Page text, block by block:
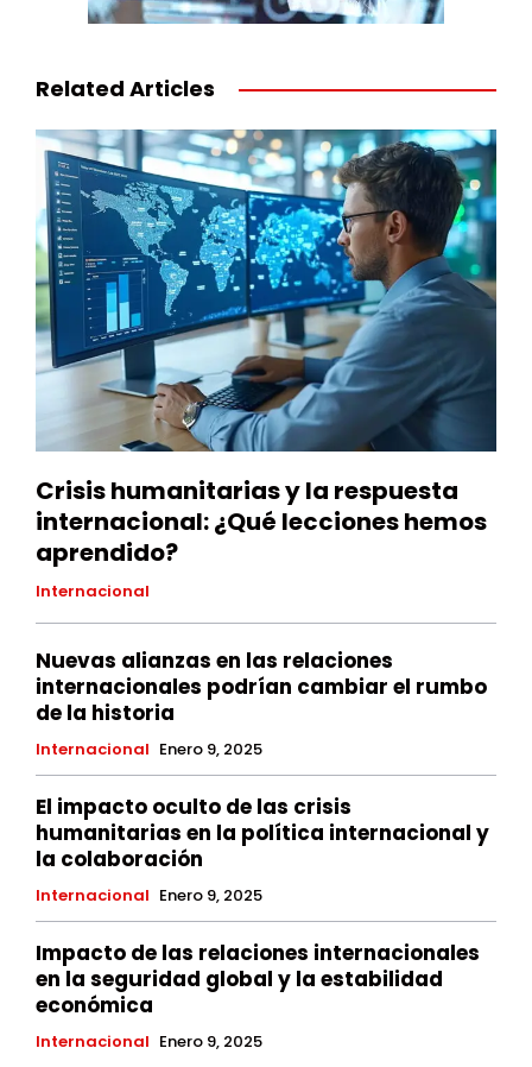
Related Articles
Crisis humanitarias y la respuesta
internacional: ¿Qué lecciones hemos
aprendido?
Internacional
Nuevas alianzas en las relaciones
internacionales podrían cambiar el rumbo
de la historia
Internacional Enero 9, 2025
El impacto oculto de las crisis
humanitarias en la política internacional y
la colaboración
Internacional Enero 9, 2025
Impacto de las relaciones internacionales
en la seguridad global y la estabilidad
económica
Internacional Enero 9, 2025